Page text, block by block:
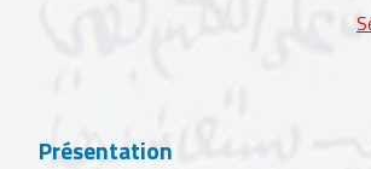
Présentation